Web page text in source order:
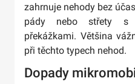
zahrnuje nehody bez
pády nebo střety s
překážkami. Většina
při těchto typech nehod.
Dopady